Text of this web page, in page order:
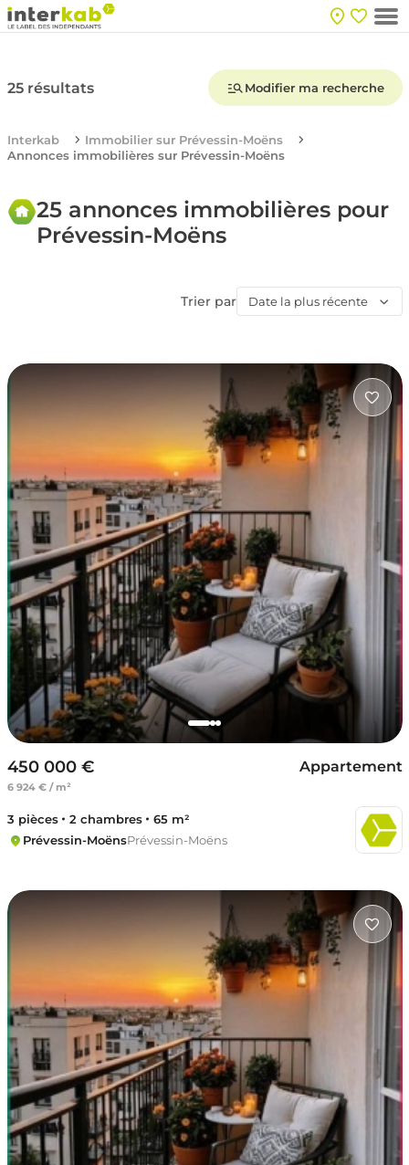
25 résultats Modifier ma recherche
Interkab
Immobilier sur Prévessin-Moëns
Annonces immobilières sur Prévessin-Moëns
25 annonces immobilières pour
Prévessin-Moëns
Trier par Date la plus récente
450 000 €
6 924 € / m²
Appartement
3 pièces 2 chambres
65 m²
Prévessin-MoënsPrévessin-Moëns